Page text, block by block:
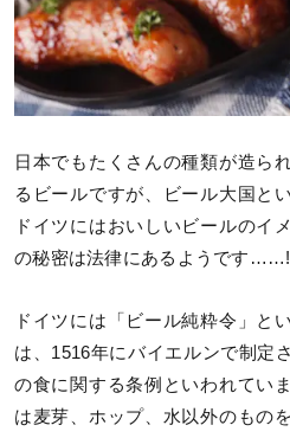
日本でもたくさんの種類が造ら
るビールですが、ビール大国と
ドイツにはおいしいビールのイ
の秘密は法律にあるようです
ドイツには「ビール純粋令」と
は、1516年にバイエルンで制定
の食に関する条例といわれてい
は麦芽、ホップ、水以外のもの